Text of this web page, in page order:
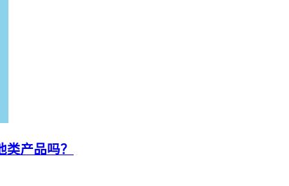
产品吗？